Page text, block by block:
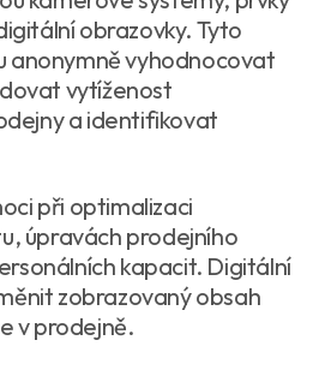
obrazovky. Tyto
anonymně vyhodnocovat
vytíženost
a identifikovat
při optimalizaci
úpravách prodejního
kapacit. Digitální
zobrazovaný obsah
v prodejně.